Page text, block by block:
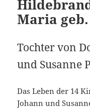
Maria
Tochter von
und Susanne
Das Leben der 14
Johann und